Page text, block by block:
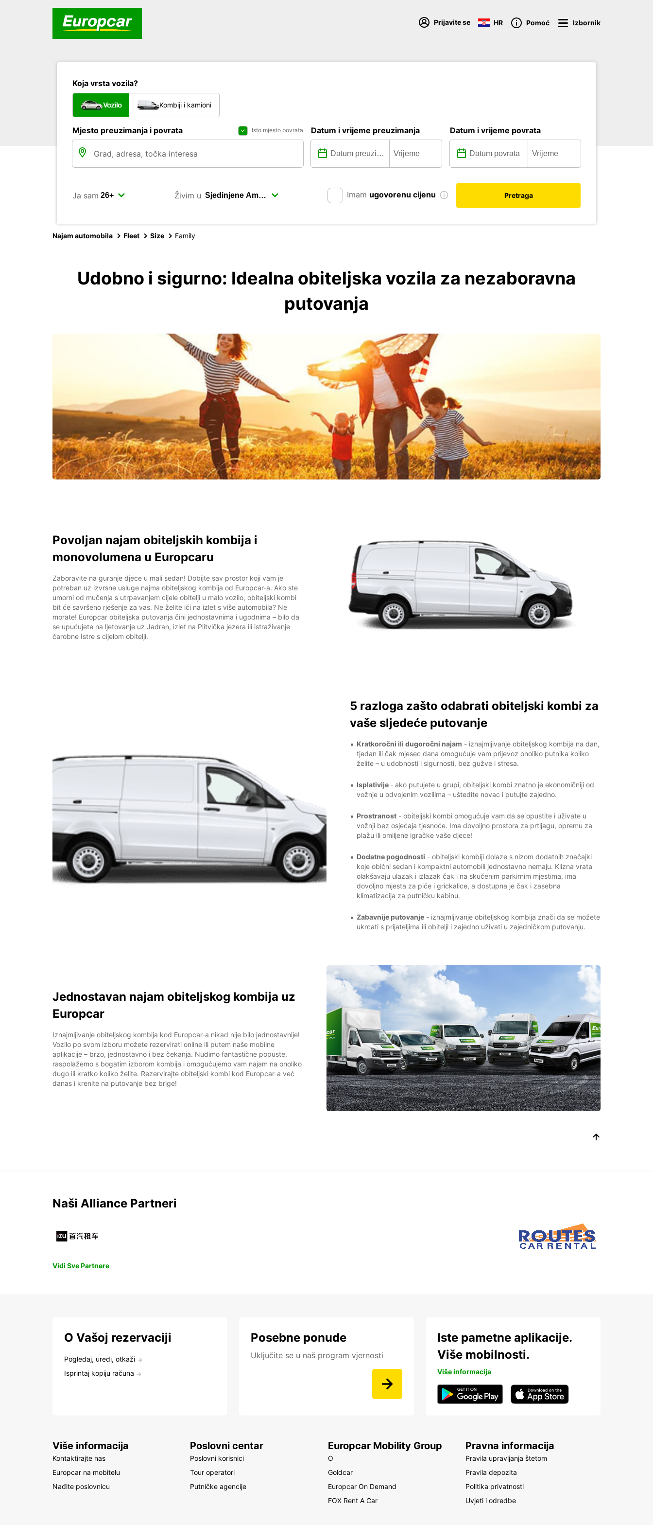
Prijavite se HR Pomoć Izbornik
Koja vrsta vozila?
Vozilo Kombiji i kamioni
Mjesto preuzimanja i povrata Isto mjesto povrata Datum i vrijeme preuzimanja Datum i vrijeme povrata
Ja sam Živim u Imam ugovorenu cijenu Pretraga
Najam automobila Fleet Size Family
Udobno i sigurno: Idealna obiteljska vozila za nezaboravna
putovanja
Povoljan najam obiteljskih kombija i
monovolumena u Europcaru
Zaboravite na guranje djece u mali sedan! Dobijte sav prostor koji vam je
potreban uz izvrsne usluge najma obiteljskog kombija od Europcar-a. Ako ste
umorni od mučenja s utrpavanjem cijele obitelji u malo vozilo, obiteljski kombi
bit će savršeno rješenje za vas. Ne želite ići na izlet s više automobila? Ne
morate! Europcar obiteljska putovanja čini jednostavnima i ugodnima – bilo da
se upućujete na ljetovanje uz Jadran, izlet na Plitvička jezera ili istraživanje
čarobne Istre s cijelom obitelji.
5 razloga zašto odabrati obiteljski kombi za
vaše sljedeće putovanje
Kratkoročni ili dugoročni najam - iznajmljivanje obiteljskog kombija na dan,
tjedan ili čak mjesec dana omogućuje vam prijevoz onoliko putnika koliko
želite – u udobnosti i sigurnosti, bez gužve i stresa.
Isplativije - ako putujete u grupi, obiteljski kombi znatno je ekonomičniji od
vožnje u odvojenim vozilima – uštedite novac i putujte zajedno.
Prostranost - obiteljski kombi omogućuje vam da se opustite i uživate u
vožnji bez osjećaja tjesnoće. Ima dovoljno prostora za prtljagu, opremu za
plažu ili omiljene igračke vaše djece!
Dodatne pogodnosti - obiteljski kombiji dolaze s nizom dodatnih značajki
koje obični sedan i kompaktni automobili jednostavno nemaju. Klizna vrata
olakšavaju ulazak i izlazak čak i na skučenim parkirnim mjestima, ima
dovoljno mjesta za piće i grickalice, a dostupna je čak i zasebna
klimatizacija za putničku kabinu.
Zabavnije putovanje - iznajmljivanje obiteljskog kombija znači da se možete
ukrcati s prijateljima ili obitelji i zajedno uživati u zajedničkom putovanju.
Jednostavan najam obiteljskog kombija uz
Europcar
Iznajmljivanje obiteljskog kombija kod Europcar-a nikad nije bilo jednostavnije!
Vozilo po svom izboru možete rezervirati online ili putem naše mobilne
aplikacije – brzo, jednostavno i bez čekanja. Nudimo fantastične popuste,
raspolažemo s bogatim izborom kombija i omogućujemo vam najam na onoliko
dugo ili kratko koliko želite. Rezervirajte obiteljski kombi kod Europcar-a već
danas i krenite na putovanje bez brige!
Naši Alliance Partneri
Vidi Sve Partnere
O Vašoj rezervaciji
Pogledaj, uredi, otkaži
Isprintaj kopiju računa
Posebne ponude
Uključite se u naš program vjernosti
Iste pametne aplikacije.
Više mobilnosti.
Više informacija
Više informacija
Kontaktirajte nas
Europcar na mobitelu
Nađite poslovnicu
Poslovni centar
Poslovni korisnici
Tour operatori
Putničke agencije
Europcar Mobility Group
O
Goldcar
Europcar On Demand
FOX Rent A Car
Pravna informacija
Pravila upravljanja štetom
Pravila depozita
Politika privatnosti
Uvjeti i odredbe